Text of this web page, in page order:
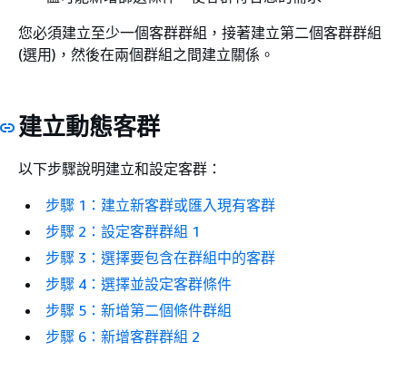
您必須建立至少一個客群群組，接著建立第二個客群群組
(選用)，然後在兩個群組之間建立關係。
建立動態客群
以下步驟說明建立和設定客群：
步驟 1：建立新客群或匯入現有客群
步驟 2：設定客群群組 1
步驟 3：選擇要包含在群組中的客群
步驟 4：選擇並設定客群條件
步驟 5：新增第二個條件群組
步驟 6：新增客群群組 2